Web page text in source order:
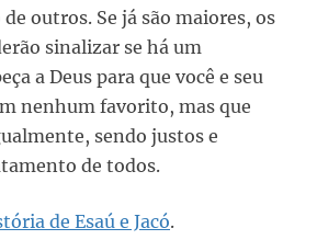
outros. Se já são maiores, os
sinalizar se há um
a Deus para que você e seu
nenhum favorito, mas que
sendo justos e
de todos.
de Esaú e Jacó.